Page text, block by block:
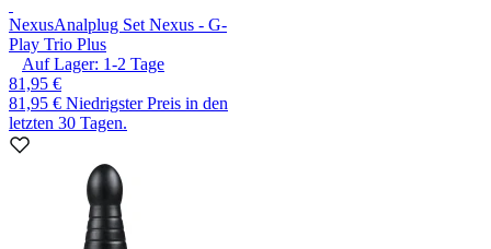
NexusAnalplug Set Nexus - G-
Play Trio Plus
Auf Lager: 1-2 Tage
81,95 €
81,95 € Niedrigster Preis in den
letzten 30 Tagen.